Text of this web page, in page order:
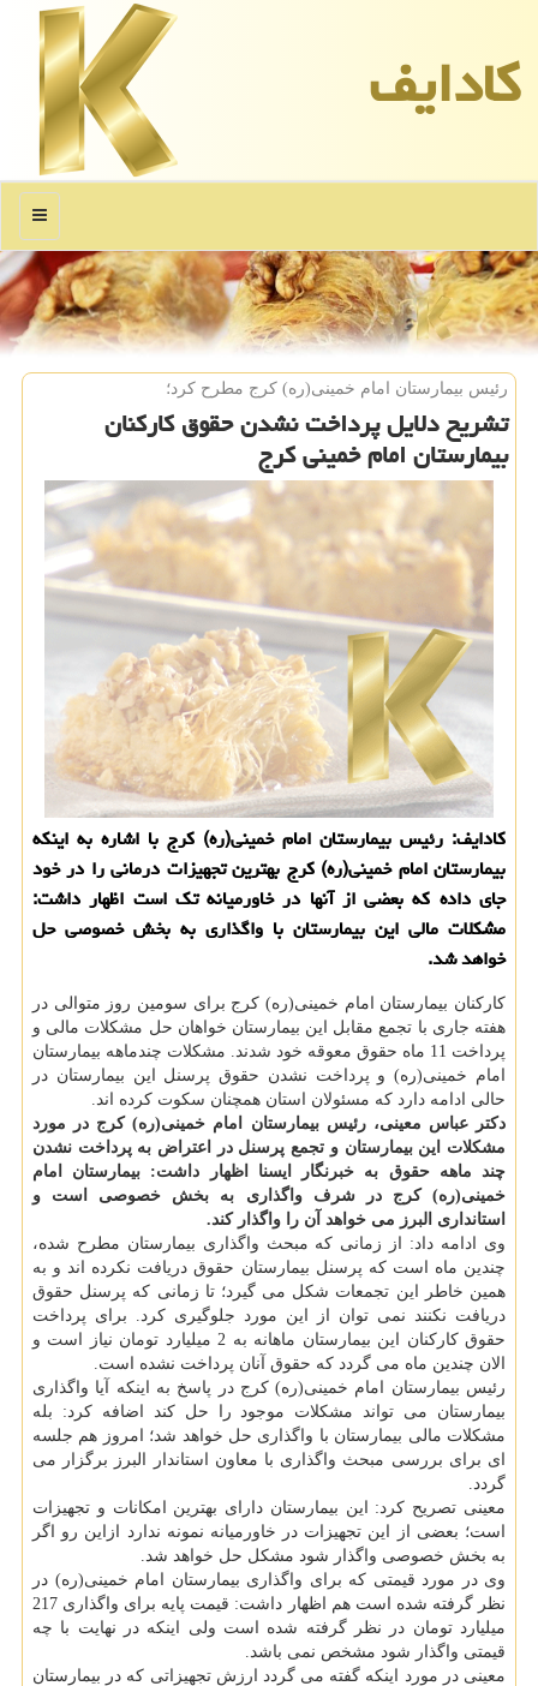
كادایف
منو
رئیس بیمارستان امام خمینی(ره) كرج مطرح كرد؛
تشریح دلایل پرداخت نشدن حقوق كاركنان
بیمارستان امام خمینی كرج
كادایف: رئیس بیمارستان امام خمینی(ره) كرج با اشاره به اینكه
بیمارستان امام خمینی(ره) كرج بهترین تجهیزات درمانی را در خود
جای داده كه بعضی از آنها در خاورمیانه تك است اظهار داشت:
مشكلات مالی این بیمارستان با واگذاری به بخش خصوصی حل
خواهد شد.
كاركنان بیمارستان امام خمینی(ره) كرج برای سومین روز متوالی در
هفته جاری با تجمع مقابل این بیمارستان خواهان حل مشكلات مالی و
پرداخت 11 ماه حقوق معوقه خود شدند. مشكلات چندماهه بیمارستان
امام خمینی(ره) و پرداخت نشدن حقوق پرسنل این بیمارستان در
حالی ادامه دارد كه مسئولان استان همچنان سكوت كرده اند.
دكتر عباس معینی، رئیس بیمارستان امام خمینی(ره) كرج در مورد
مشكلات این بیمارستان و تجمع پرسنل در اعتراض به پرداخت نشدن
چند ماهه حقوق به خبرنگار ایسنا اظهار داشت: بیمارستان امام
خمینی(ره) كرج در شرف واگذاری به بخش خصوصی است و
استانداری البرز می خواهد آن را واگذار كند.
وی ادامه داد: از زمانی كه مبحث واگذاری بیمارستان مطرح شده،
چندین ماه است كه پرسنل بیمارستان حقوق دریافت نكرده اند و به
همین خاطر این تجمعات شكل می گیرد؛ تا زمانی كه پرسنل حقوق
دریافت نكنند نمی توان از این مورد جلوگیری كرد. برای پرداخت
حقوق كاركنان این بیمارستان ماهانه به 2 میلیارد تومان نیاز است و
الان چندین ماه می گردد كه حقوق آنان پرداخت نشده است.
رئیس بیمارستان امام خمینی(ره) كرج در پاسخ به اینكه آیا واگذاری
بیمارستان می تواند مشكلات موجود را حل كند اضافه كرد: بله
مشكلات مالی بیمارستان با واگذاری حل خواهد شد؛ امروز هم جلسه
ای برای بررسی مبحث واگذاری با معاون استاندار البرز برگزار می
گردد.
معینی تصریح كرد: این بیمارستان دارای بهترین امكانات و تجهیزات
است؛ بعضی از این تجهیزات در خاورمیانه نمونه ندارد ازاین رو اگر
به بخش خصوصی واگذار شود مشكل حل خواهد شد.
وی در مورد قیمتی كه برای واگذاری بیمارستان امام خمینی(ره) در
نظر گرفته شده است هم اظهار داشت: قیمت پایه برای واگذاری 217
میلیارد تومان در نظر گرفته شده است ولی اینكه در نهایت با چه
قیمتی واگذار شود مشخص نمی باشد.
معینی در مورد اینكه گفته می گردد ارزش تجهیزاتی كه در بیمارستان